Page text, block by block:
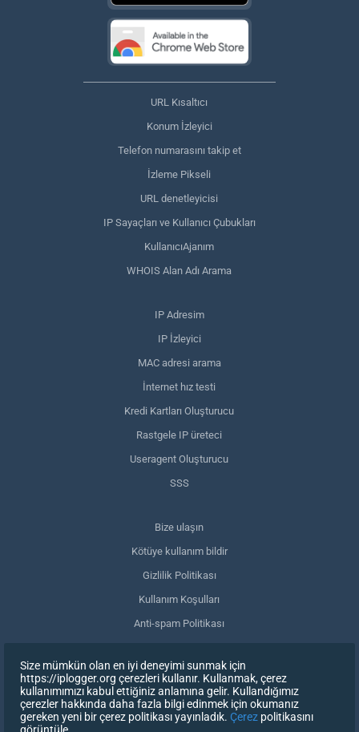
URL Kısaltıcı
Konum İzleyici
Telefon numarasını takip et
İzleme Pikseli
URL denetleyicisi
IP Sayaçları ve Kullanıcı Çubukları
KullanıcıAjanım
WHOIS Alan Adı Arama
IP Adresim
IP İzleyici
MAC adresi arama
İnternet hız testi
Kredi Kartları Oluşturucu
Rastgele IP üreteci
Useragent Oluşturucu
SSS
Bize ulaşın
Kötüye kullanım bildir
Gizlilik Politikası
Kullanım Koşulları
Anti-spam Politikası
Verilerimi sil
Onayınızı geri çekin
Size mümkün olan en iyi deneyimi sunmak için
https://iplogger.org çerezleri kullanır. Kullanmak, çerez
kullanımımızı kabul ettiğiniz anlamına gelir. Kullandığımız
çerezler hakkında daha fazla bilgi edinmek için okumanız
gereken yeni bir çerez politikası yayınladık. Çerez politikasını